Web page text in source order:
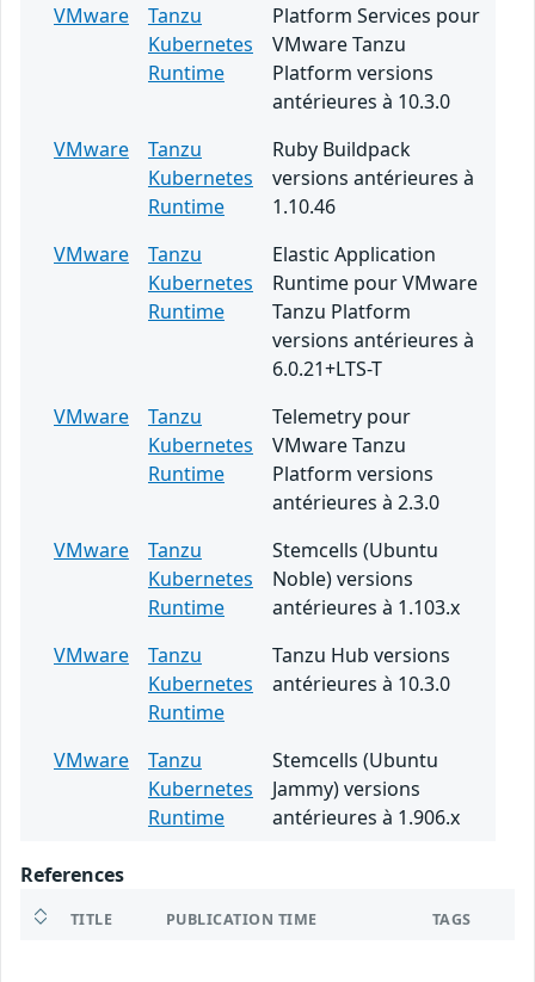
VMware
Tanzu
Kubernetes
Runtime
Platform Services pour
VMware Tanzu
Platform versions
antérieures à 10.3.0
VMware
Tanzu
Kubernetes
Runtime
Ruby Buildpack
versions antérieures à
1.10.46
VMware
Tanzu
Kubernetes
Runtime
Elastic Application
Runtime pour VMware
Tanzu Platform
versions antérieures à
6.0.21+LTS-T
VMware
Tanzu
Kubernetes
Runtime
Telemetry pour
VMware Tanzu
Platform versions
antérieures à 2.3.0
VMware
Tanzu
Kubernetes
Runtime
Stemcells (Ubuntu
Noble) versions
antérieures à 1.103.x
VMware
Tanzu
Kubernetes
Runtime
Tanzu Hub versions
antérieures à 10.3.0
VMware
Tanzu
Kubernetes
Runtime
Stemcells (Ubuntu
Jammy) versions
antérieures à 1.906.x
References
TITLE PUBLICATION TIME TAGS